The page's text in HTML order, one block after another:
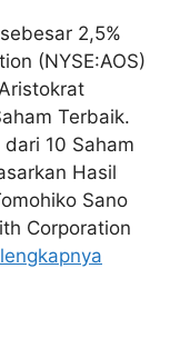
2,5%
(NYSE:AOS)
Terbaik.
10 Saham
Hasil
Sano
Corporation